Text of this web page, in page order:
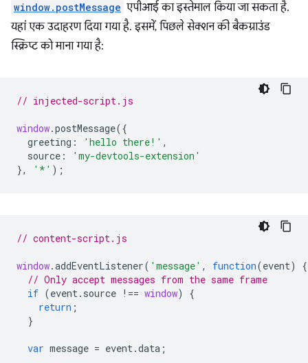
window.postMessage एपीआई का इस्तेमाल किया जा सकता है.
यहां एक उदाहरण दिया गया है. इसमें, पिछले सेक्शन की बैकग्राउंड
स्क्रिप्ट को माना गया है:
// injected-script.js
window.postMessage({
greeting : 'hello there!' ,
source :
'my-devtools-extension'
},
'*' );
// content-script.js
window.addEventListener( 'message' , function(event)
{
// Only accept messages from the same frame
if (event. source !== window)
{
return ;
}
var message = event.data ;